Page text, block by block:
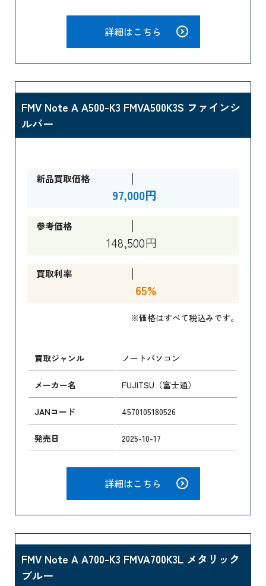
詳細はこちら
FMV Note A A500-K3 FMVA500K3S ファインシ
ルバー
新品買取価格
97,000円
参考価格
148,500円
買取利率
65%
※価格はすべて税込みです。
買取ジャンル ノートパソコン
メーカー名 FUJITSU（富士通）
JANコード 4570105180526
発売日 2025-10-17
詳細はこちら
FMV Note A A700-K3 FMVA700K3L メタリック
ブルー